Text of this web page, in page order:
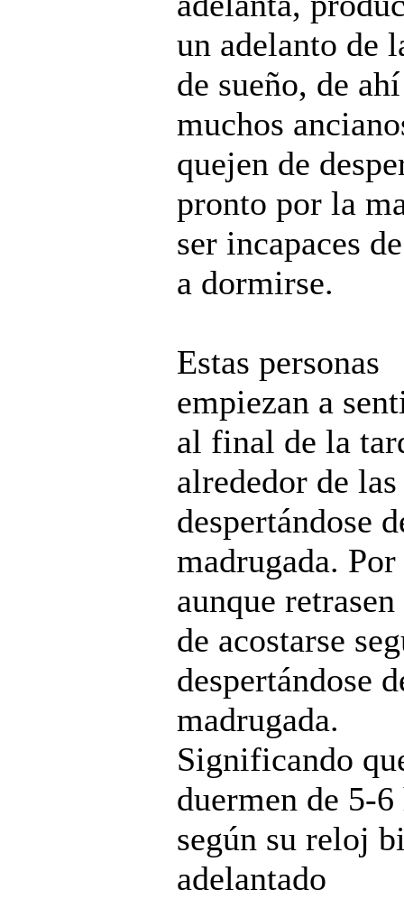
un adelanto de
de sueño, de
muchos
quejen de
pronto por la
ser incapaces
a dormirse.
Estas personas
empiezan a
al final de la
alrededor de
despertándose
madrugada.
aunque
de acostarse
despertándose
madrugada.
Significando
duermen de 5-6
según su reloj
adelantado